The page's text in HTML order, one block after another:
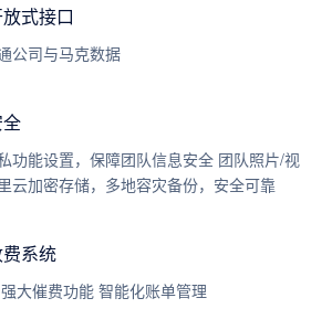
式接口
公司与马克数据
功能设置，保障团队信息安全 团队照片/视
云加密存储，多地容灾备份，安全可靠
系统
大催费功能 智能化账单管理